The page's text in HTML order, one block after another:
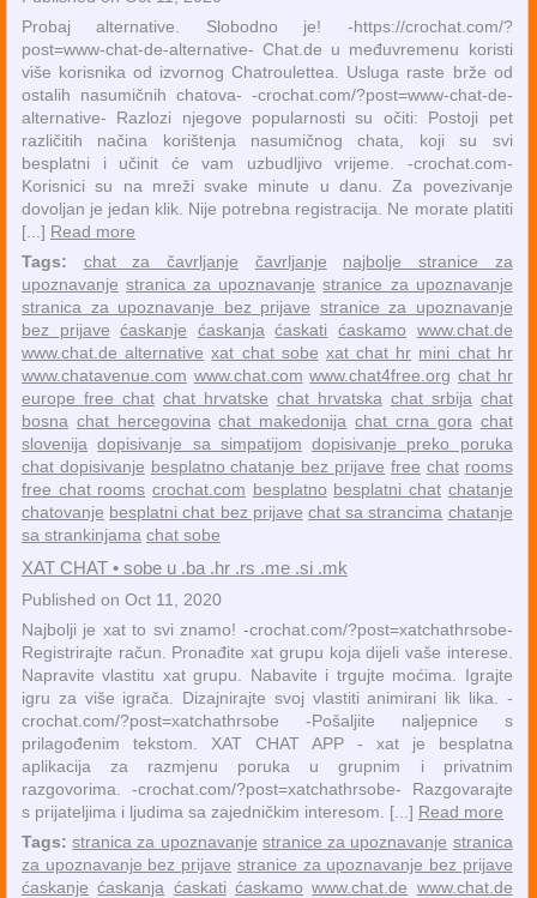
Probaj alternative. Slobodno je! -https://crochat.com/?
post=www-chat-de-alternative- Chat.de u međuvremenu koristi
više korisnika od izvornog Chatroulettea. Usluga raste brže od
ostalih nasumičnih chatova- -crochat.com/?post=www-chat-de-
alternative- Razlozi njegove popularnosti su očiti: Postoji pet
različitih načina korištenja nasumičnog chata, koji su svi
besplatni i učinit će vam uzbudljivo vrijeme. -crochat.com-
Korisnici su na mreži svake minute u danu. Za povezivanje
dovoljan je jedan klik. Nije potrebna registracija. Ne morate platiti
[...] Read more
Tags:
chat za čavrljanje čavrljanje
najbolje stranice za
upoznavanje stranica za upoznavanje stranice za upoznavanje
stranica za upoznavanje bez prijave stranice za upoznavanje
bez prijave ćaskanje ćaskanja ćaskati ćaskamo
www.chat.de
www.chat.de alternative xat chat sobe xat chat hr mini chat hr
www.chatavenue.com www.chat.com www.chat4free.org chat hr
europe free chat chat hrvatske chat hrvatska chat srbija chat
bosna chat hercegovina chat makedonija chat crna gora chat
slovenija dopisivanje sa simpatijom dopisivanje preko poruka
chat dopisivanje besplatno chatanje bez prijave free chat rooms
free chat rooms crochat.com besplatno besplatni chat chatanje
chatovanje besplatni chat bez prijave chat sa strancima chatanje
sa strankinjama chat sobe
XAT CHAT • sobe u .ba .hr .rs .me .si .mk
Published on Oct 11, 2020
Najbolji je xat to svi znamo! -crochat.com/?post=xatchathrsobe-
Registrirajte račun. Pronađite xat grupu koja dijeli vaše interese.
Napravite vlastitu xat grupu. Nabavite i trgujte moćima. Igrajte
igru ​​za više igrača. Dizajnirajte svoj vlastiti animirani lik lika. -
crochat.com/?post=xatchathrsobe -Pošaljite naljepnice s
prilagođenim tekstom. XAT CHAT APP - xat je besplatna
aplikacija za razmjenu poruka u grupnim i privatnim
razgovorima. -crochat.com/?post=xatchathrsobe- Razgovarajte
s prijateljima i ljudima sa zajedničkim interesom. [...] Read more
Tags: stranica za upoznavanje stranice za upoznavanje stranica
za upoznavanje bez prijave stranice za upoznavanje bez prijave
ćaskanje ćaskanja ćaskati ćaskamo www.chat.de www.chat.de